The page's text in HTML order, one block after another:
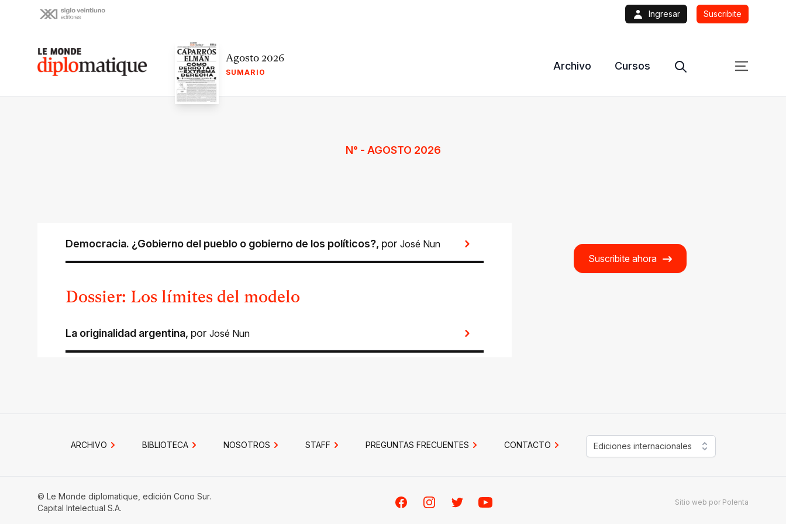
Ingresar Suscribite
Le monde diplomatique Agosto 2026
SUMARIO
Archivo Cursos
N° - AGOSTO 2026
Suscribite ahora
Democracia. ¿Gobierno del pueblo o gobierno de los políticos?, por José Nun
Dossier: Los límites del modelo
La originalidad argentina, por José Nun
ARCHIVO BIBLIOTECA NOSOTROS STAFF PREGUNTAS FRECUENTES CONTACTO Ediciones internacionales
© Le Monde diplomatique, edición Cono Sur.
Capital Intelectual S.A.
FacebookInstagramTwitterYoutube Sitio web por Polenta